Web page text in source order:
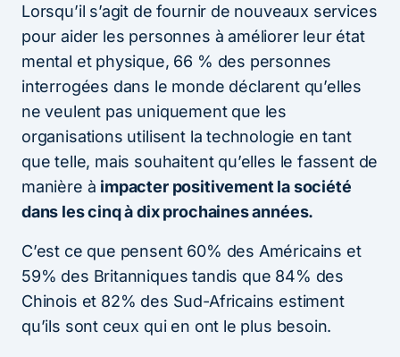
Lorsqu’il s’agit de fournir de nouveaux services
pour aider les personnes à améliorer leur état
mental et physique, 66 % des personnes
interrogées dans le monde déclarent qu’elles
ne veulent pas uniquement que les
organisations utilisent la technologie en tant
que telle, mais souhaitent qu’elles le fassent de
manière à impacter positivement la société
dans les cinq à dix prochaines années.
C’est ce que pensent 60% des Américains et
59% des Britanniques tandis que 84% des
Chinois et 82% des Sud-Africains estiment
qu’ils sont ceux qui en ont le plus besoin.